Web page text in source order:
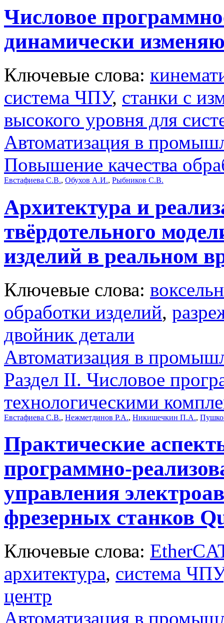
Числовое
динамически
Ключевые слова:
система ЧПУ, станки с
высокого уровня для
Автоматизация в
Повышение качества
Евстафиева С.В., Обухов А.И., Рыбников С.В.
Архитектура и
твёрдотельного
изделий в реальном
Ключевые слова:
обработки изделий,
двойник детали
Автоматизация в
Раздел II. Числовое
технологическими
Евстафиева С.В., Нежметдинов Р.А., Никишечкин П.А.,
Практические
программно-
управления
фрезерных станков
Ключевые слова:
архитектура, система ЧПУ
центр
Автоматизация в